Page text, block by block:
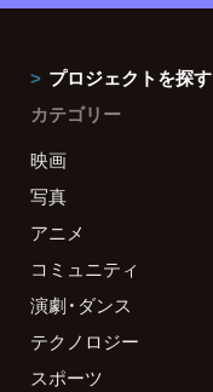
プロジェクトを探す
カテゴリー
映画
写真
アニメ
コミュニティ
演劇・ダンス
テクノロジー
スポーツ